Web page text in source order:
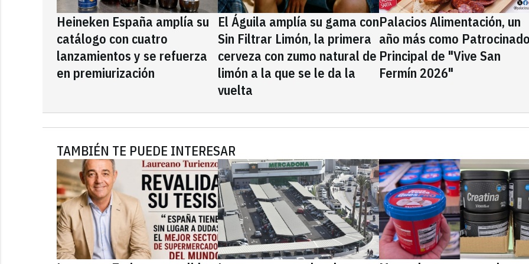
Heineken España amplía su
catálogo con cuatro
lanzamientos y se refuerza
en premiurización
El Águila amplía su gama con
Sin Filtrar Limón, la primera
cerveza con zumo natural de
limón a la que se le da la
vuelta
Palacios Alimentación, un
año más como
Principal de "Vive San
Fermín 2026"
TAMBIÉN TE PUEDE INTERESAR